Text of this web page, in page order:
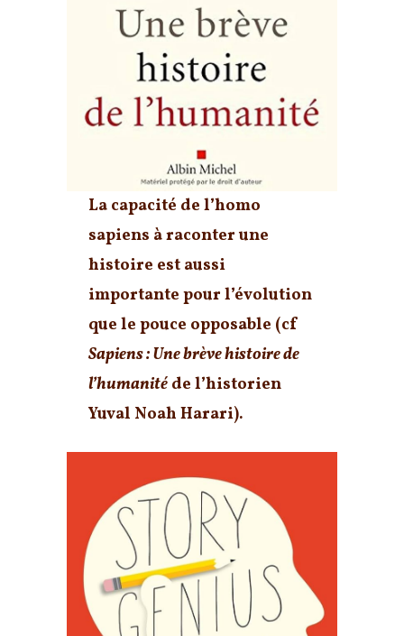
La capacité de l’homo
sapiens à raconter une
histoire est aussi
importante pour l’évolution
que le pouce opposable (cf
Sapiens : Une brève histoire de
l’humanité de l’historien
Yuval Noah Harari).